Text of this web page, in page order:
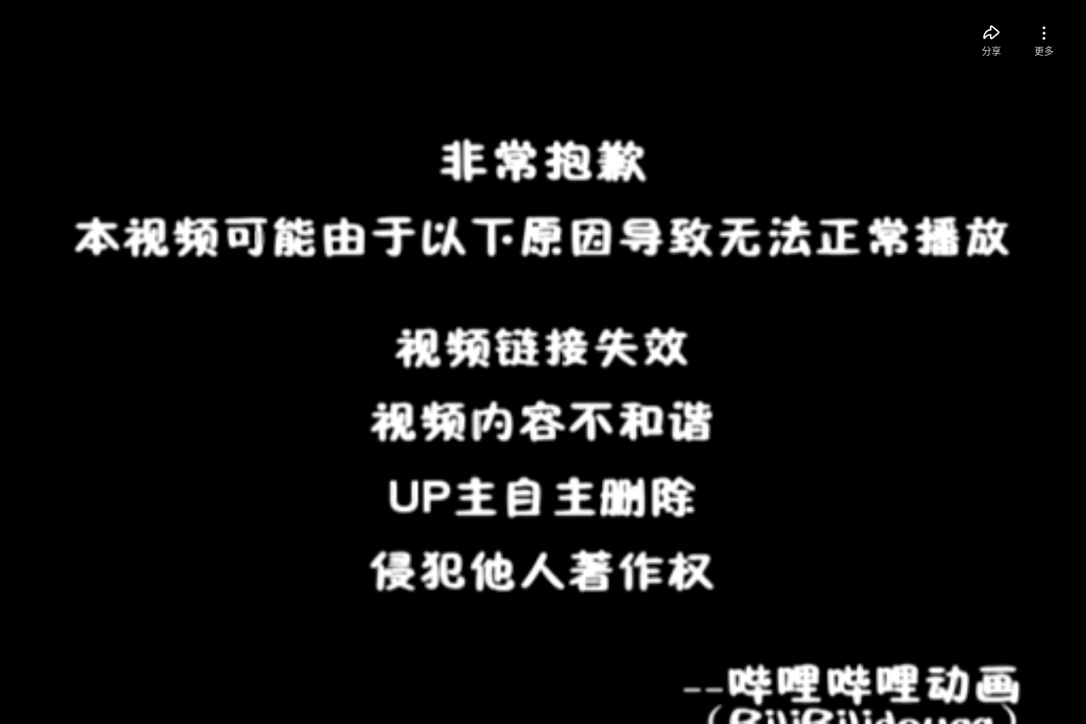
分享 更多